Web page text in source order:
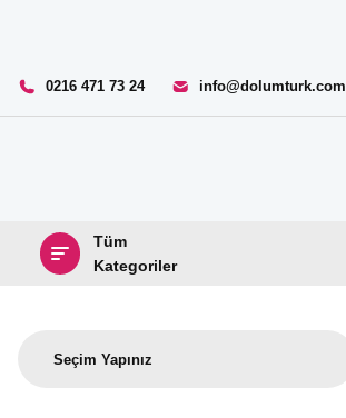
0216 471 73 24 info@dolumturk.com
Tüm
Kategoriler